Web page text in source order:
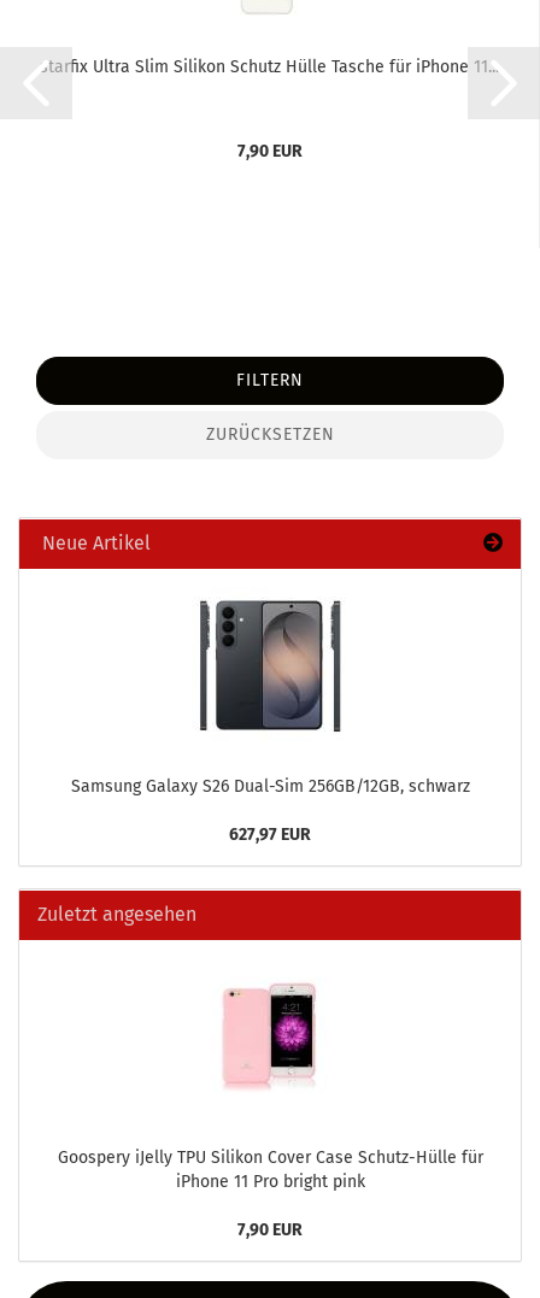
star­fix Ultra Slim Si­li­kon Schutz Hülle Ta­sche für iPho­ne 11...
7,90 EUR
FILTERN
ZURÜCKSETZEN
Neue Artikel
Sam­sung Ga­la­xy S26 Dual-​Sim 256GB/12GB, schwarz
627,97 EUR
Zuletzt angesehen
Goo­spe­ry iJel­ly TPU Si­li­kon Cover Case Schutz-​Hülle für
iPho­ne 11 Pro bright pink
7,90 EUR